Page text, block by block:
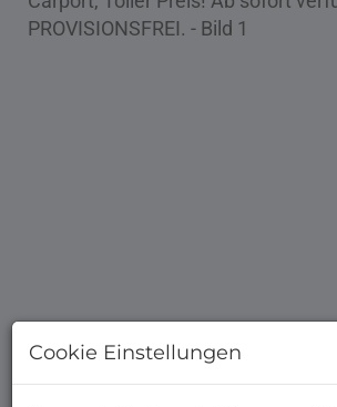
Cookie Einstellungen